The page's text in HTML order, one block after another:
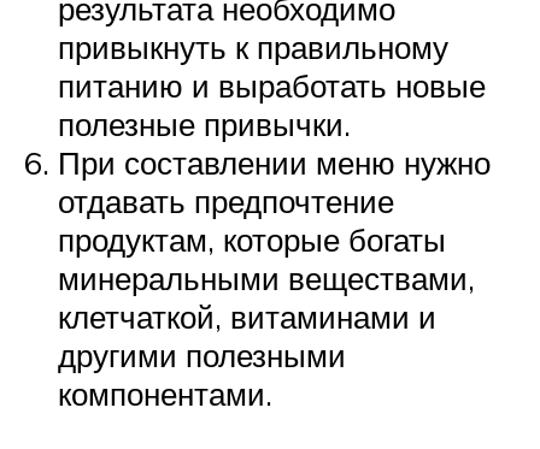
результата необходимо
привыкнуть к правильному
питанию и выработать новые
полезные привычки.
При составлении меню нужно
отдавать предпочтение
продуктам, которые богаты
минеральными веществами,
клетчаткой, витаминами и
другими полезными
компонентами.